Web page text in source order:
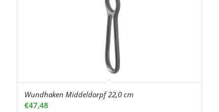
Wundhaken Middeldorpf 22,0 cm
€47,48